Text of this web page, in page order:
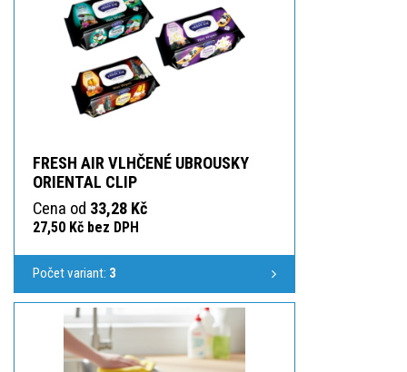
FRESH AIR VLHČENÉ UBROUSKY
ORIENTAL CLIP
Cena od 33,28 Kč
27,50 Kč bez DPH
Počet variant: 3